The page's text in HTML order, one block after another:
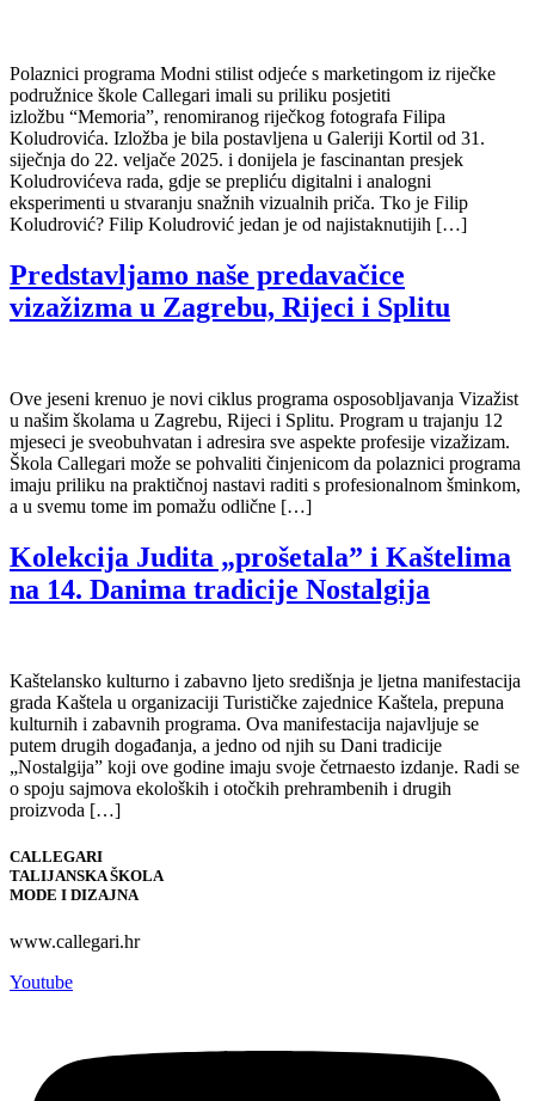
Polaznici programa Modni stilist odjeće s marketingom iz riječke
podružnice škole Callegari imali su priliku posjetiti
izložbu “Memoria”, renomiranog riječkog fotografa Filipa
Koludrovića. Izložba je bila postavljena u Galeriji Kortil od 31.
siječnja do 22. veljače 2025. i donijela je fascinantan presjek
Koludrovićeva rada, gdje se prepliću digitalni i analogni
eksperimenti u stvaranju snažnih vizualnih priča. Tko je Filip
Koludrović? Filip Koludrović jedan je od najistaknutijih […]
Predstavljamo naše predavačice
vizažizma u Zagrebu, Rijeci i Splitu
Ove jeseni krenuo je novi ciklus programa osposobljavanja Vizažist
u našim školama u Zagrebu, Rijeci i Splitu. Program u trajanju 12
mjeseci je sveobuhvatan i adresira sve aspekte profesije vizažizam.
Škola Callegari može se pohvaliti činjenicom da polaznici programa
imaju priliku na praktičnoj nastavi raditi s profesionalnom šminkom,
a u svemu tome im pomažu odlične […]
Kolekcija Judita „prošetala” i Kaštelima
na 14. Danima tradicije Nostalgija
Kaštelansko kulturno i zabavno ljeto središnja je ljetna manifestacija
grada Kaštela u organizaciji Turističke zajednice Kaštela, prepuna
kulturnih i zabavnih programa. Ova manifestacija najavljuje se
putem drugih događanja, a jedno od njih su Dani tradicije
„Nostalgija” koji ove godine imaju svoje četrnaesto izdanje. Radi se
o spoju sajmova ekoloških i otočkih prehrambenih i drugih
proizvoda […]
CALLEGARI
TALIJANSKA ŠKOLA
MODE I DIZAJNA
www.callegari.hr
Youtube